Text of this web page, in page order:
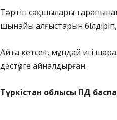
Тәртіп сақшылары
шынайы алғыстарын
Айта кетсек, мұндай игі
дәстүрге айналдырған.
Түркістан облысы ПД